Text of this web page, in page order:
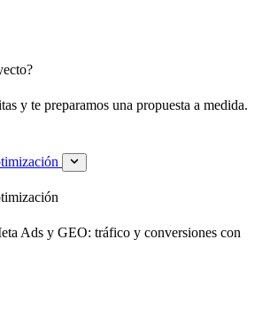
y te preparamos una propuesta a medida.
Ads y GEO: tráfico y conversiones con